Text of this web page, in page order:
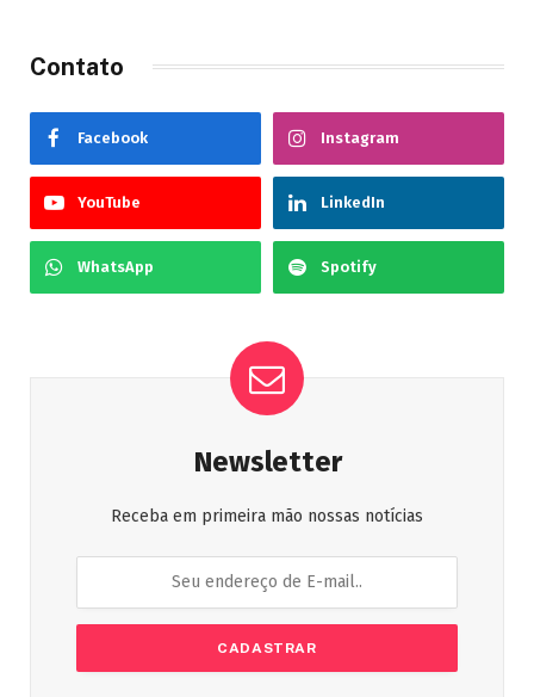
Contato
Facebook Instagram
YouTube LinkedIn
WhatsApp Spotify
Newsletter
Receba em primeira mão nossas notícias